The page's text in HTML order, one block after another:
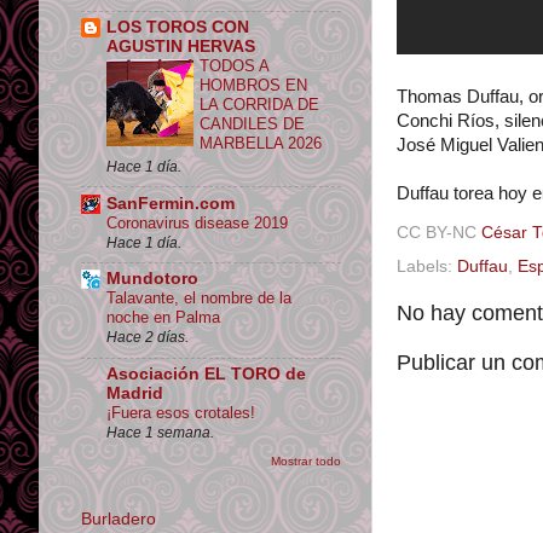
Thomas Duffau,
Conchi Ríos,
José Miguel
Duffau torea hoy
CC BY-NC César
Labels: Duffau
No hay
Publicar un
LOS TOROS CON
AGUSTIN HERVAS
TODOS A
HOMBROS EN
LA CORRIDA DE
CANDILES DE
MARBELLA 2026
Hace 1 día.
SanFermin.com
Coronavirus disease 2019
Hace 1 día.
Mundotoro
Talavante, el nombre de la
noche en Palma
Hace 2 días.
Asociación EL TORO de
Madrid
¡Fuera esos crotales!
Hace 1 semana.
Mostrar todo
Burladero